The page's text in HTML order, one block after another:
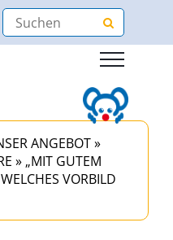
ANGEBOT»
» „MIT GUTEM
VORBILD